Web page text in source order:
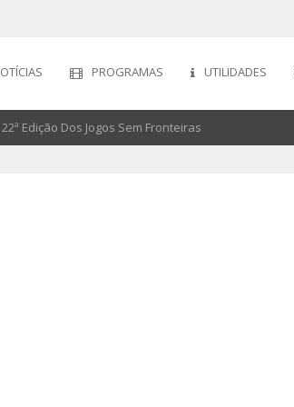
PROGRAMAS UTILIDADES
Edição Dos Jogos Sem Fronteiras